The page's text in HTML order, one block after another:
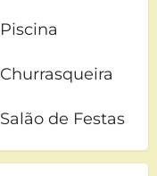
Piscina
Churrasqueira
Salão de Festas